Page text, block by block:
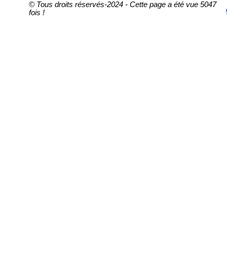
© Tous droits réservés-2024 - Cette page a été vue 5047
fois !